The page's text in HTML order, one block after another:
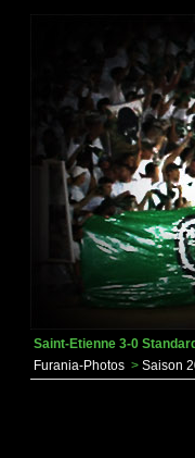
Saint-Etienne 3-0
Furania-Photos > Saison